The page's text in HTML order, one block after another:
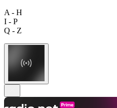
A - H
I - P
Q - Z